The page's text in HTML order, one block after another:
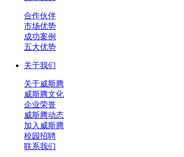
合作伙伴
市场优势
成功案例
五大优势
关于我们
关于威斯腾
威斯腾文化
企业荣誉
威斯腾动态
加入威斯腾
校园招聘
联系我们